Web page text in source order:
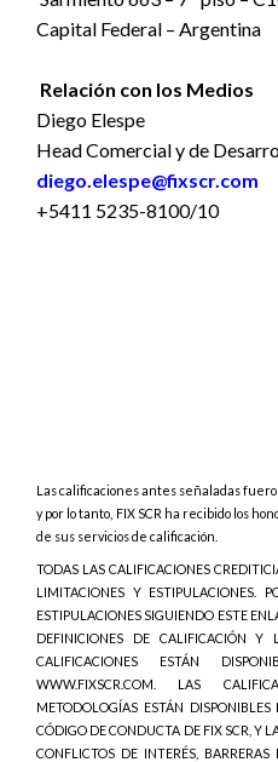
Capital Federal – Argentina
Relación con los Medios
Diego Elespe
Head Comercial y de
diego.elespe@fixscr.com
+5411 5235-8100/10
Las calificaciones antes señaladas
y por lo tanto, FIX SCR ha recibido los
de sus servicios de calificación.
TODAS LAS CALIFICACIONES
LIMITACIONES Y ESTIPULACIONES.
ESTIPULACIONES SIGUIENDO ESTE
DEFINICIONES DE CALIFICACIÓN
CALIFICACIONES ESTÁN
WWW.FIXSCR.COM. LAS
METODOLOGÍAS ESTÁN
CÓDIGO DE CONDUCTA DE FIX SCR, Y
CONFLICTOS DE INTERÉS,